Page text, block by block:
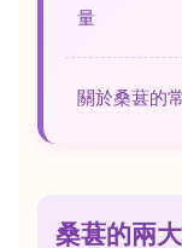
量
關於桑葚的
桑葚的兩